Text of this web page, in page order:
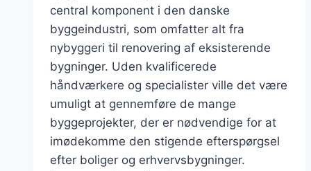
central komponent i den danske
byggeindustri, som omfatter alt fra
nybyggeri til renovering af eksisterende
bygninger. Uden kvalificerede
håndværkere og specialister ville det være
umuligt at gennemføre de mange
byggeprojekter, der er nødvendige for at
imødekomme den stigende efterspørgsel
efter boliger og erhvervsbygninger.